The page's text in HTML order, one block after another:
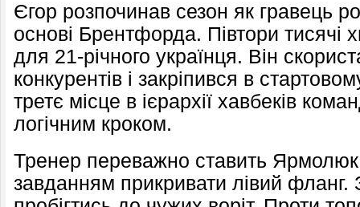
Єгор розпочинав сезон як гравець
основі Брентфорда. Півтори
для 21-річного українця. Він
конкурентів і закріпився в
третє місце в ієрархії хавбеків
логічним кроком.
Тренер переважно ставить
завданням прикривати лівий фланг.